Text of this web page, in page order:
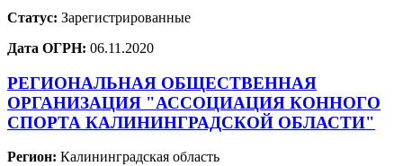
Статус: Зарегистрированные
Дата ОГРН: 06.11.2020
РЕГИОНАЛЬНАЯ ОБЩЕСТВЕННАЯ
ОРГАНИЗАЦИЯ "АССОЦИАЦИЯ КОННОГО
СПОРТА КАЛИНИНГРАДСКОЙ ОБЛАСТИ"
Регион: Калининградская область